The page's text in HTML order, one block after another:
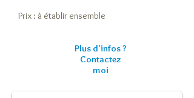
Prix : à établir ensemble
Plus d'infos ?
Contactez
moi
Brèche Victor Chaud 3142 mètres